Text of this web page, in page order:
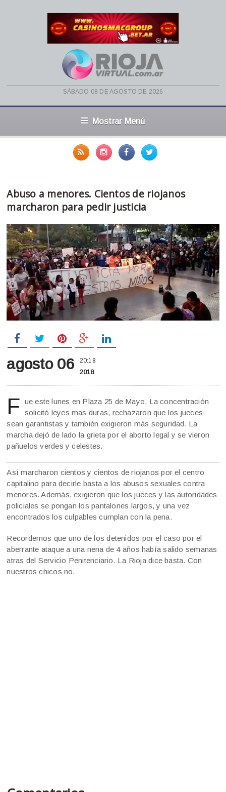
sábado 08 de agosto de 2026
Mostrar Menú
Abuso a menores. Cientos de riojanos
marcharon para pedir justicia
agosto 06 20:18
2018
F ue este lunes en Plaza 25 de Mayo. La concentración
solicitó leyes mas duras, rechazaron que los jueces
sean garantistas y también exigieron más seguridad. La
marcha dejó de lado la grieta por el aborto legal y se vieron
pañuelos verdes y celestes.
Así marcharon cientos y cientos de riojanos por el centro
capitalino para decirle basta a los abusos sexuales contra
menores. Además, exigieron que los jueces y las autoridades
policiales se pongan los pantalones largos, y una vez
encontrados los culpables cumplan con la pena.
Recordemos que uno de los detenidos por el caso por el
aberrante ataque a una nena de 4 años había salido semanas
atras del Servicio Penitenciario. La Rioja dice basta. Con
nuestros chicos no.